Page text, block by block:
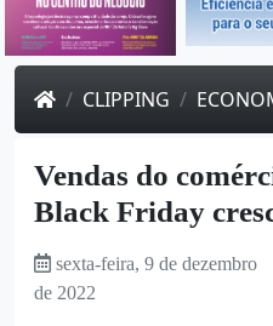
CLIPPING
Vendas do
Black Friday
sexta-feira, 9 de dezembro
de 2022